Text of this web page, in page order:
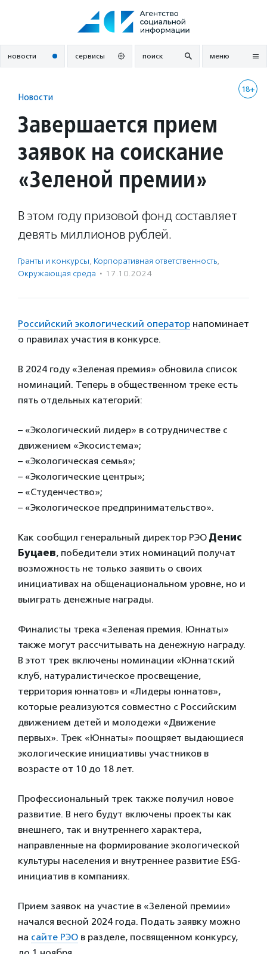
новости сервисы поиск меню
18+
Новости
Завершается прием
заявок на соискание
«Зеленой премии»
В этом году призовой фонд составляет
девять миллионов рублей.
Гранты и конкурсы, Корпоративная ответственность,
Окружающая среда · 17.10.2024
Российский экологический оператор напоминает
о правилах участия в конкурсе.
В 2024 году «Зеленая премия» обновила список
номинаций. Теперь в общественном треке есть
пять отдельных категорий:
– «Экологический лидер» в сотрудничестве с
движением «Экосистема»;
– «Экологическая семья»;
– «Экологические центры»;
– «Студенчество»;
– «Экологическое предпринимательство».
Как сообщил генеральный директор РЭО Денис
Буцаев, победители этих номинаций получат
возможность не только заявить о своих
инициативах на общенациональном уровне, но и
выиграть денежные награды.
Финалисты трека «Зеленая премия. Юннаты»
также могут рассчитывать на денежную награду.
В этот трек включены номинации «Юннатский
клуб, натуралистическое просвещение,
территория юннатов» и «Лидеры юннатов»,
которые реализуются совместно с Российским
движением детей и молодежи «Движение
первых». Трек «Юннаты» поощряет выдающиеся
экологические инициативы участников в
возрасте от 10 до 18 лет.
Профессиональный трек также получил новое
развитие. В него будут включены проекты как
внешнего, так и внутреннего характера,
направленные на формирование экологической
культуры населения и внутреннее развитие ESG-
инициатив в компаниях.
Прием заявок на участие в «Зеленой премии»
начался весной 2024 года. Подать заявку можно
на сайте РЭО в разделе, посвященном конкурсу,